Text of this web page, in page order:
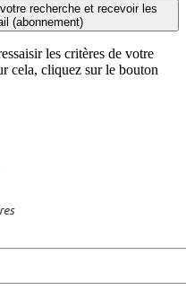
recherche et recevoir les
(abonnement)
les critères de votre
cela, cliquez sur le bouton